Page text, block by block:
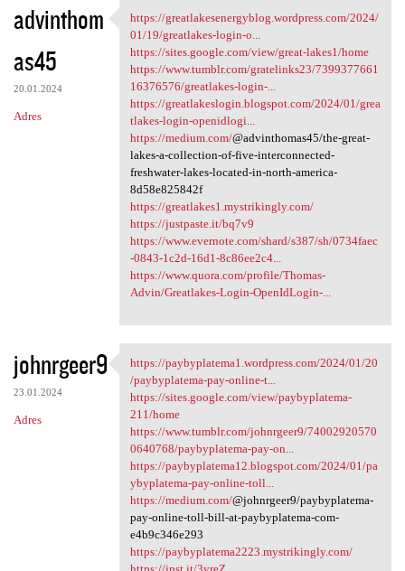
advinthom
as45
20.01.2024
Adres
https://greatlakesenergyblog
https://greatlakesenergyblog.wordpress.com/2024/
01/19/greatlakes-login-o...
https://sites.google.com/view/great-lakes1/home
https://www.tumblr.com/gratelinks23/7399377661
16376576/greatlakes-login-...
https://greatlakeslogin.blogspot.com/2024/01/grea
tlakes-login-openidlogi...
https://medium.com/@advinthomas45/the-great-
lakes-a-collection-of-five-interconnected-
freshwater-lakes-located-in-north-america-
8d58e825842f
https://greatlakes1.mystrikingly.com/
https://justpaste.it/bq7v9
https://www.evernote.com/shard/s387/sh/0734faec
-0843-1c2d-16d1-8c86ee2c4...
https://www.quora.com/profile/Thomas-
Advin/Greatlakes-Login-OpenIdLogin-...
johnrgeer9
23.01.2024
Adres
https://paybyplatema1
https://paybyplatema1.wordpress.com/2024/01/20
/paybyplatema-pay-online-t...
https://sites.google.com/view/paybyplatema-
211/home
https://www.tumblr.com/johnrgeer9/74002920570
0640768/paybyplatema-pay-on...
https://paybyplatema12.blogspot.com/2024/01/pa
ybyplatema-pay-online-toll...
https://medium.com/@johnrgeer9/paybyplatema-
pay-online-toll-bill-at-paybyplatema-com-
e4b9c346e293
https://paybyplatema2223.mystrikingly.com/